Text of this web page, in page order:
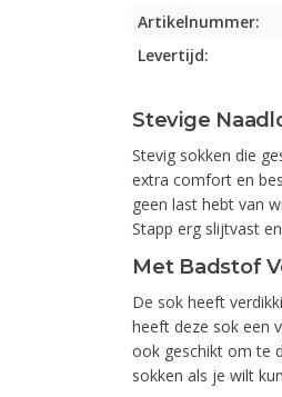
Artikelnummer:
Levertijd:
Stevige
Stevig sokken die
extra comfort en
geen last hebt van
Stapp erg slijtvast
Met Badstof
De sok heeft
heeft deze sok een
ook geschikt om te
sokken als je wilt